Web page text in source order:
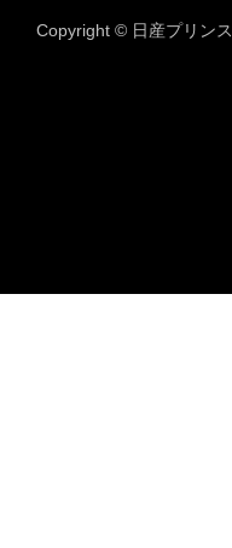
Copyright © 日産プリン